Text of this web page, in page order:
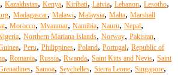
, Kazakhstan, Kenya, Kiribati, Latvia, Lebanon, Lesotho,
, Madagascar, Malawi, Malaysia, Malta, Marshall
, Morocco, Myanmar, Namibia, Nauru, Nepal,
, Northern Mariana Islands, Norway, Pakistan,
, Peru, Philippines, Poland, Portugal, Republic of
, Romania, Russia, Rwanda, Saint Kitts and Nevis, Saint
, Samoa, Seychelles, Sierra Leone, Singapore,